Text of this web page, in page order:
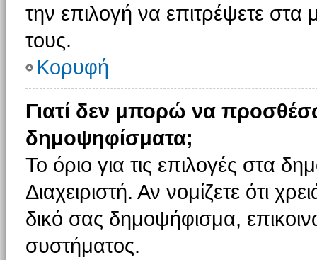
την επιλογή να επιτρέψετε στα
τους.
Κορυφή
Γιατί δεν μπορώ να
δημοψηφίσματα;
Το όριο για τις επιλογές στα
Διαχειριστή. Αν νομίζετε ότι
δικό σας δημοψήφισμα,
συστήματος.